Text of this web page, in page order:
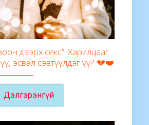
дээрх секс”: Харилцааг
эсвэл сэвтүүлдэг үү? 💔❤️
Дэлгэрэнгүй